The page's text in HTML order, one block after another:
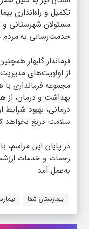
تکمیل و راه‌اندازی
مسئولان شهرستانی و
خدمت‌رسانی به مردم
فرماندار گلبهار
از اولویت‌های
مجموعه فرمانداری
بهداشت و درمان، از
درمانی، بهبود
سلامت دریغ نخواهد
در پایان این مراسم،
زحمات و خدمات
به‌عمل آمد.
بیمارستان شفا